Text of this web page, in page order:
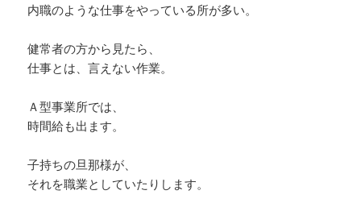
た。
でも、外で暴れるのは、誰かが見ているか
分かりやすい所もある。家の中でやるタイプ
は、
両方でやるタイプもいますが、
内職のような仕事をやっている所が多い。
健常者の方から見たら、
仕事とは、言えない作業。
Ａ型事業所では、
時間給も出ます。
子持ちの旦那様が、
それを職業としていたりします。